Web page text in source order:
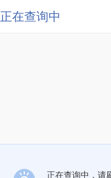
正在查询中
正在查询中，请